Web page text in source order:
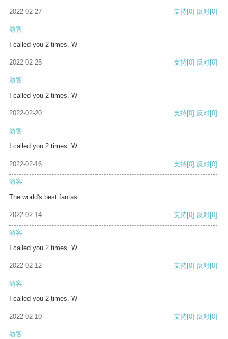
2022-02-27 支持[0] 反对[0]
游客
I called you 2 times. W
2022-02-25 支持[0] 反对[0]
游客
I called you 2 times. W
2022-02-20 支持[0] 反对[0]
游客
I called you 2 times. W
2022-02-16 支持[0] 反对[0]
游客
The world's best fantas
2022-02-14 支持[0] 反对[0]
游客
I called you 2 times. W
2022-02-12 支持[0] 反对[0]
游客
I called you 2 times. W
2022-02-10 支持[0] 反对[0]
游客